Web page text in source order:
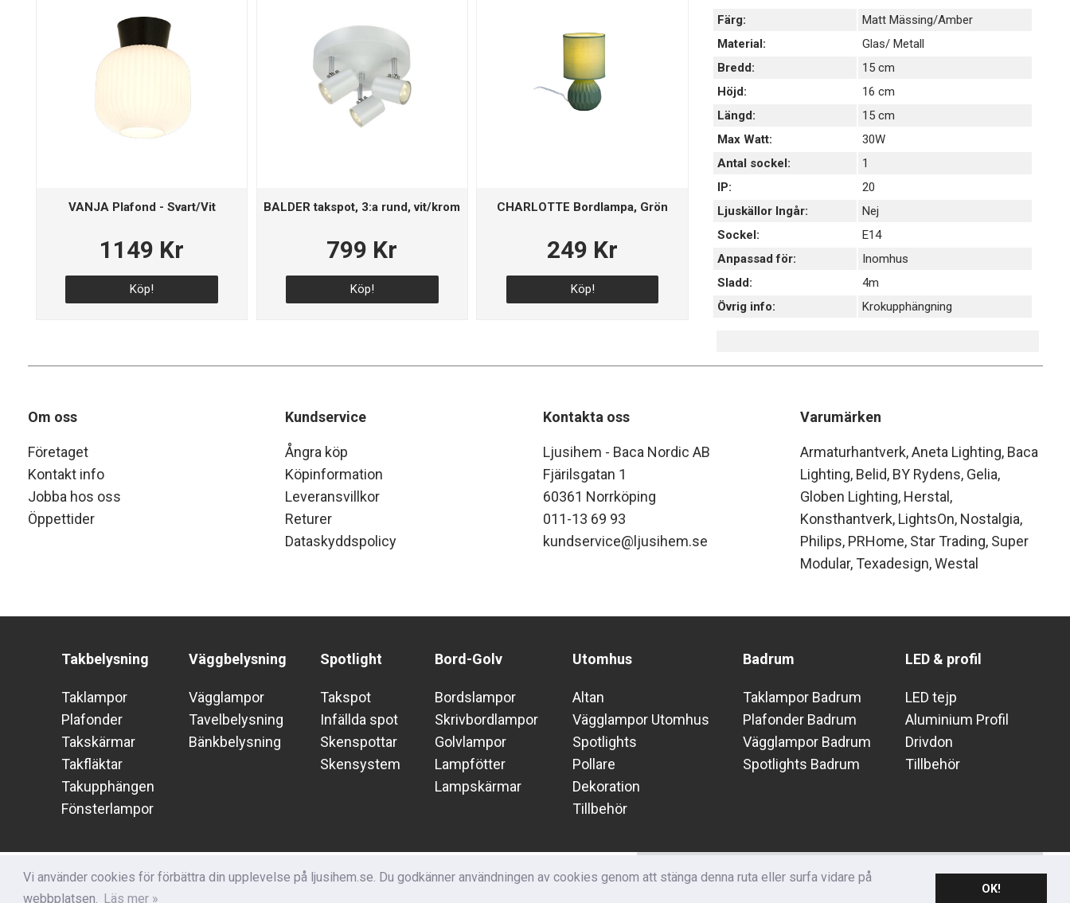
Vi använder cookies för förbättra din upplevelse på ljusihem.se. Du godkänner användningen av cookies genom att stänga denna ruta eller surfa vidare på
webbplatsen. Läs mer »
OK!
VANJA Plafond - Svart/Vit
1149 Kr
Köp!
BALDER takspot, 3:a rund, vit/krom
799 Kr
Köp!
CHARLOTTE Bordlampa, Grön
249 Kr
Köp!
Färg:
Matt Mässing/Amber
Material:
Glas/ Metall
Bredd:
15 cm
Höjd:
16 cm
Längd:
15 cm
Max Watt:
30W
Antal sockel:
1
IP:
20
Ljuskällor Ingår:
Nej
Sockel:
E14
Anpassad för:
Inomhus
Sladd:
4m
Övrig info:
Krokupphängning
Om oss
Företaget
Kontakt info
Jobba hos oss
Öppettider
Kundservice
Ångra köp
Köpinformation
Leveransvillkor
Returer
Dataskyddspolicy
Kontakta oss
Ljusihem - Baca Nordic AB
Fjärilsgatan 1
60361 Norrköping
011-13 69 93
kundservice@ljusihem.se
Varumärken
Armaturhantverk Aneta Lighting Baca
Lighting Belid BY Rydens Gelia
Globen Lighting Herstal
Konsthantverk LightsOn Nostalgia
Philips PRHome Star Trading Super
Modular Texadesign Westal
Takbelysning
Taklampor
Plafonder
Takskärmar
Takfläktar
Takupphängen
Fönsterlampor
Väggbelysning
Vägglampor
Tavelbelysning
Bänkbelysning
Spotlight
Takspot
Infällda spot
Skenspottar
Skensystem
Bord-Golv
Bordslampor
Skrivbordlampor
Golvlampor
Lampfötter
Lampskärmar
Utomhus
Altan
Vägglampor Utomhus
Spotlights
Pollare
Dekoration
Tillbehör
Badrum
Taklampor Badrum
Plafonder Badrum
Vägglampor Badrum
Spotlights Badrum
LED & profil
LED tejp
Aluminium Profil
Drivdon
Tillbehör
Nyhetsbrev
SKICKA